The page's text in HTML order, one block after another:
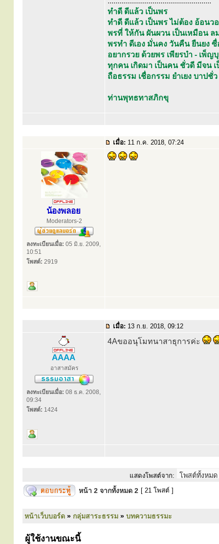
ทำดี ดีแล้ว เป็นพร
ทำดี ดีแล้ว เป็นพร ไม่ต้อง อ้อนว
พรที่ ให้กัน ผันผวน เป็นเหมือน
พรทำ ดีเอง มั่นคง วันคืน ยืนยง ซื่
อยากรวย ด้วยพร เพียรบำ - เพ็
ทุกคน เกิดมา เป็นคน ชั่วดี มีจน เ
ถือธรรม เชื่อกรรม ยำเยง บาปชั่
ท่านพุทธทาสภิกขุ
เมื่อ: 11 ก.ค. 2018, 07:24
น้องพลอย
Moderators-2
ลงทะเบียนเมื่อ: 05 มิ.ย. 2009,
10:51
โพสต์: 2919
เมื่อ: 13 ก.ย. 2018, 09:12
AAAA
อาสาสมัคร
ลงทะเบียนเมื่อ: 08 ธ.ค. 2008,
09:34
โพสต์: 1424
4Aขออนุโมทนาสาธุการค่ะ
แสดงโพสต์จาก:
หน้า 2 จากทั้งหมด 2 [ 21 โพสต์ ]
หน้าเว็บบอร์ด » กลุ่มสาระธรรม » บทความธรรมะ
ผู้ใช้งานขณะนี้